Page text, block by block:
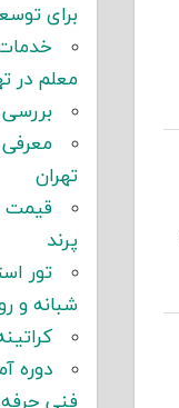
برای
معلم در
معرفی
تهران
قیمت
پرند
تور
شبانه و
دوره
فنی